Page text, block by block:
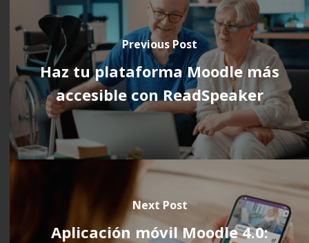
Previous Post
Haz tu plataforma Moodle más
accesible con ReadSpeaker
Next Post
Aplicación móvil Moodle 4.0: